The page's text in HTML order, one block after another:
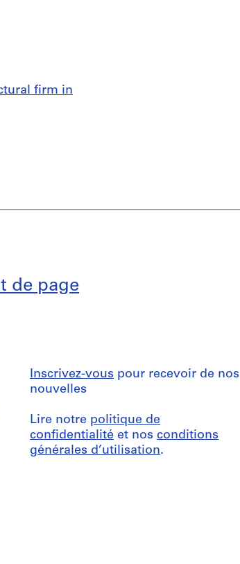
firm in
de page
Inscrivez-vous pour recevoir de nos
nouvelles
Lire notre politique de
confidentialité et nos conditions
générales d’utilisation.